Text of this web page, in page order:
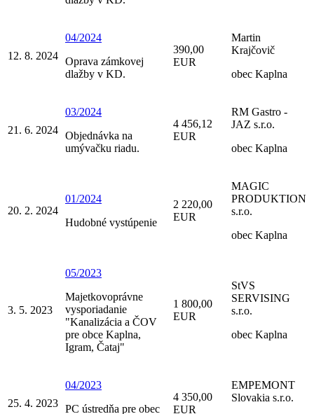
12. 8. 2024
04/2024
Oprava zámkovej
dlažby v KD.
390,00
EUR
Martin
Krajčovič
obec Kaplna
21. 6. 2024
03/2024
Objednávka na
umývačku riadu.
4 456,12
EUR
RM Gastro -
JAZ s.r.o.
obec Kaplna
20. 2. 2024
01/2024
Hudobné vystúpenie
2 220,00
EUR
MAGIC
PRODUKTION
s.r.o.
obec Kaplna
3. 5. 2023
05/2023
Majetkovoprávne
vysporiadanie
"Kanalizácia a ČOV
pre obce Kaplna,
Igram, Čataj"
1 800,00
EUR
StVS
SERVISING
s.r.o.
obec Kaplna
25. 4. 2023
04/2023
PC ústredňa pre obec
4 350,00
EUR
EMPEMONT
Slovakia s.r.o.